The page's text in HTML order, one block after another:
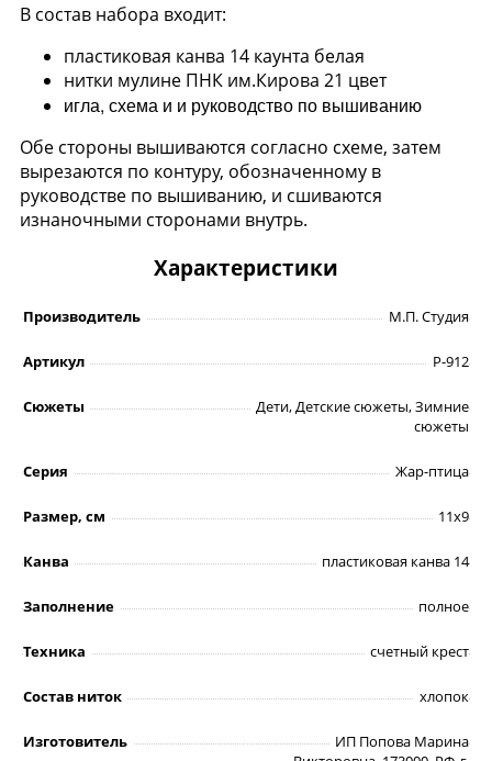
В состав набора входит:
пластиковая канва 14 каунта белая
нитки мулине ПНК им.Кирова 21 цвет
игла, схема и и руководство по вышиванию
Обе стороны вышиваются согласно схеме, затем
вырезаются по контуру, обозначенному в
руководстве по вышиванию, и сшиваются
изнаночными сторонами внутрь.
Характеристики
Производитель М.П. Студия
Артикул Р-912
Сюжеты
Дети, Детские сюжеты, Зимние
сюжеты
Серия Жар-птица
Размер, см 11х9
Канва пластиковая канва 14
Заполнение полное
Техника счетный крест
Состав ниток хлопок
Изготовитель
ИП Попова Марина